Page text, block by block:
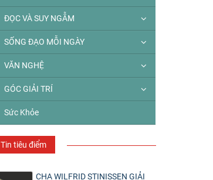
ĐỌC VÀ SUY NGẪM
SỐNG ĐẠO MỖI NGÀY
VĂN NGHỆ
GÓC GIẢI TRÍ
Sức Khỏe
Tin tiêu điểm
CHA WILFRID STINISSEN GIẢI